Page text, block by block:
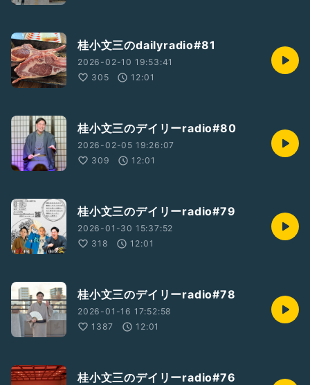
桂小文三のdailyradio#81
2026-02-10 19:53:41
305
12:01
桂小文三のデイリーradio#80
2026-02-05 19:26:07
309
12:01
桂小文三のデイリーradio#79
2026-01-30 15:37:52
318
12:01
桂小文三のデイリーradio#78
2026-01-16 17:52:58
1387
12:01
桂小文三のデイリーradio#76